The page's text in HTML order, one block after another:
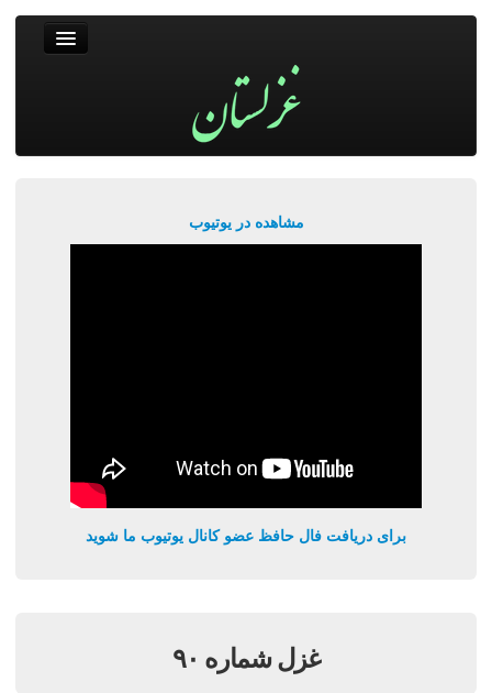
مشاهده در یوتیوب
برای دریافت فال حافظ عضو کانال یوتیوب ما شوید
غزل شماره ۹۰